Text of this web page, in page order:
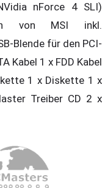
nForce 4 SLI)
von MSI inkl.
Blende für den PCI-
Kabel 1 x FDD Kabel
1 x Diskette 1 x
Treiber CD 2 x